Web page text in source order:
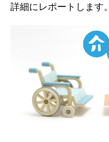
詳細にレポートします。